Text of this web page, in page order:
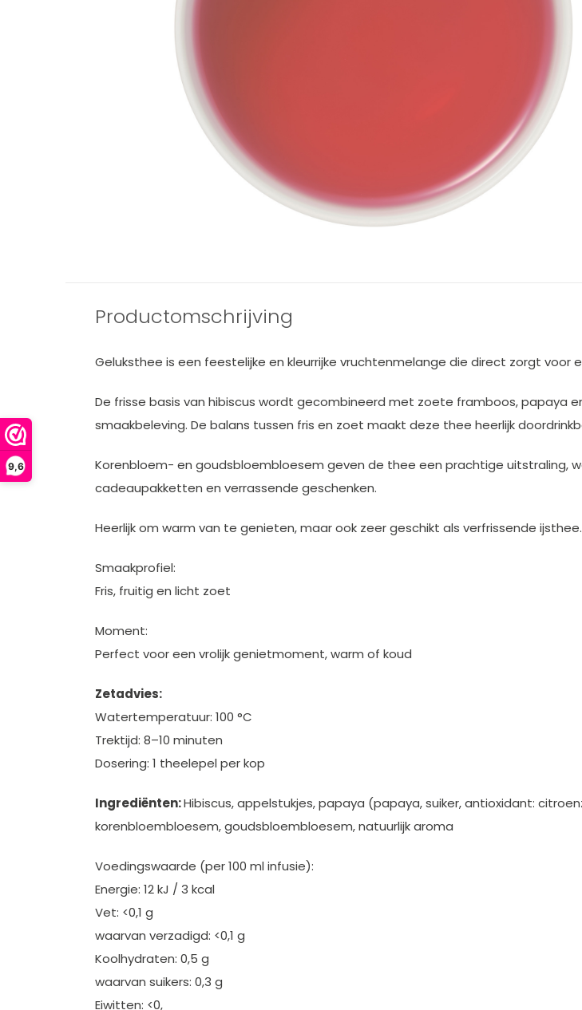
9,6
Productomschrijving
Geluksthee is een feestelijke en kleurrijke vruchtenmelange die direct zorgt voor
De frisse basis van hibiscus wordt gecombineerd met zoete framboos, papaya
smaakbeleving. De balans tussen fris en zoet maakt deze thee heerlijk
Korenbloem- en goudsbloembloesem geven de thee een prachtige uitstraling,
cadeaupakketten en verrassende geschenken.
Heerlijk om warm van te genieten, maar ook zeer geschikt als verfrissende ijsthee.
Smaakprofiel:
Fris, fruitig en licht zoet
Moment:
Perfect voor een vrolijk genietmoment, warm of koud
Zetadvies:
Watertemperatuur: 100 °C
Trektijd: 8–10 minuten
Dosering: 1 theelepel per kop
Ingrediënten:Hibiscus, appelstukjes, papaya (papaya, suiker, antioxidant:
korenbloembloesem, goudsbloembloesem, natuurlijk aroma
Voedingswaarde (per 100 ml infusie):
Energie: 12 kJ / 3 kcal
Vet: <0,1 g
waarvan verzadigd: <0,1 g
Koolhydraten: 0,5 g
waarvan suikers: 0,3 g
Eiwitten: <0,